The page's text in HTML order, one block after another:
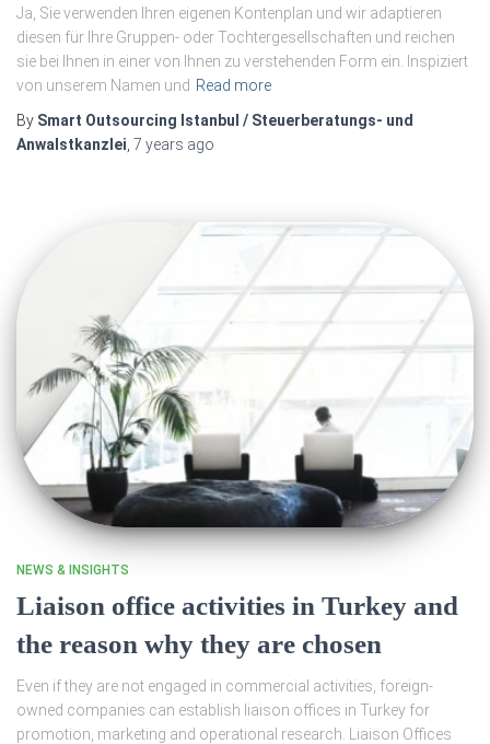
Ja, Sie verwenden Ihren eigenen Kontenplan und wir adaptieren
diesen für Ihre Gruppen- oder Tochtergesellschaften und reichen
sie bei Ihnen in einer von Ihnen zu verstehenden Form ein. Inspiziert
von unserem Namen und Read more
By Smart Outsourcing Istanbul / Steuerberatungs- und
Anwalstkanzlei, 7 years ago
NEWS & INSIGHTS
Liaison office activities in Turkey and
the reason why they are chosen
Even if they are not engaged in commercial activities, foreign-
owned companies can establish liaison offices in Turkey for
promotion, marketing and operational research. Liaison Offices